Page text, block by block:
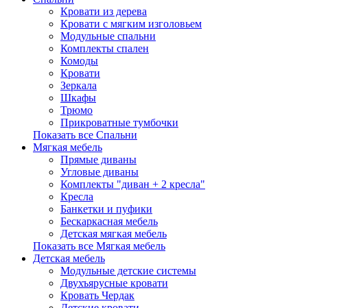
Кровати из дерева
Кровати с мягким изголовьем
Модульные спальни
Комплекты спален
Комоды
Кровати
Зеркала
Шкафы
Трюмо
Прикроватные тумбочки
Показать все Спальни
Мягкая мебель
Прямые диваны
Угловые диваны
Комплекты "диван + 2 кресла"
Кресла
Банкетки и пуфики
Бескаркасная мебель
Детская мягкая мебель
Показать все Мягкая мебель
Детская мебель
Модульные детские системы
Двухъярусные кровати
Кровать Чердак